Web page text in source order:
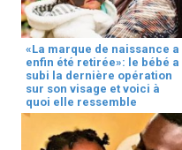
«La marque de naissance a
enfin été retirée»: le bébé a
subi la dernière opération
sur son visage et voici à
quoi elle ressemble